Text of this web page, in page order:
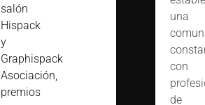
salón
Hispack
y
Graphispack
Asociación,
premios
una
con
de